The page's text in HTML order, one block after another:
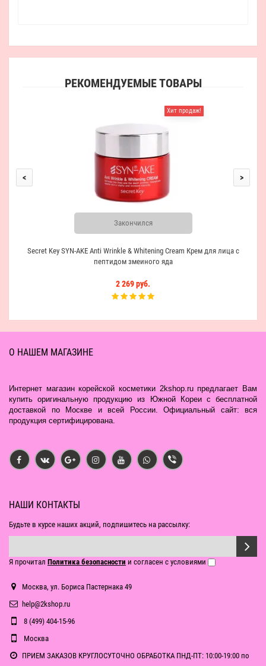
РЕКОМЕНДУЕМЫЕ ТОВАРЫ
Хит продаж!
Закончился
Secret Key SYN-AKE Anti Wrinkle & Whitening Cream Крем для лица с
пептидом змеиного яда
2 269 руб.
< >
О НАШЕМ МАГАЗИНЕ
Интернет магазин корейской косметики 2kshop.ru предлагает Вам
купить оригинальную продукцию из Южной Кореи с бесплатной
доставкой по Москве и всей России. Официальный сайт: вся
продукция сертифицирована.
НАШИ КОНТАКТЫ
Будьте в курсе наших акций, подпишитесь на рассылку:
Я прочитал Политика безопасности и согласен с условиями
Москва, ул. Бориса Пастернака 49
help@2kshop.ru
8 (499) 404-15-96
Москва
ПРИЕМ ЗАКАЗОВ КРУГЛОСУТОЧНО ОБРАБОТКА ПНД-ПТ: 10:00-19:00 по